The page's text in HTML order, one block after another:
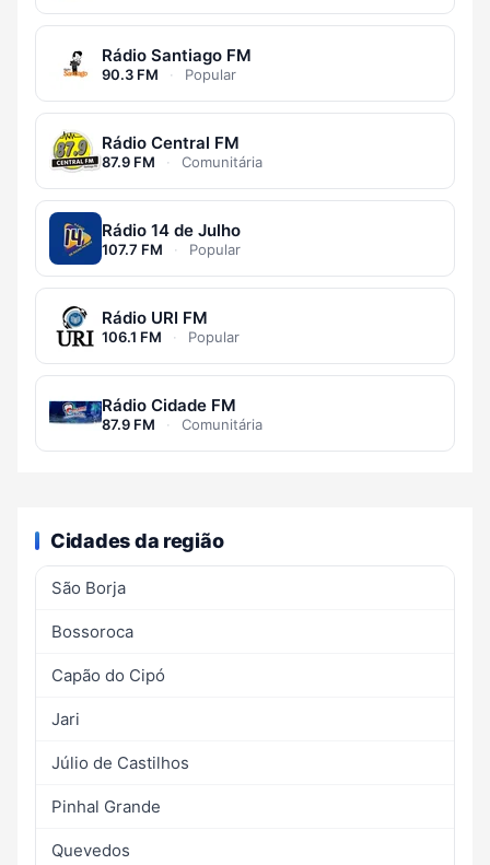
Rádio Santiago FM
90.3 FM · Popular
Rádio Central FM
87.9 FM · Comunitária
Rádio 14 de Julho
107.7 FM · Popular
Rádio URI FM
106.1 FM · Popular
Rádio Cidade FM
87.9 FM · Comunitária
Cidades da região
São Borja
Bossoroca
Capão do Cipó
Jari
Júlio de Castilhos
Pinhal Grande
Quevedos